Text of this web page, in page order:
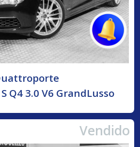
Q4 3.0 V6 GrandLusso
Vendido